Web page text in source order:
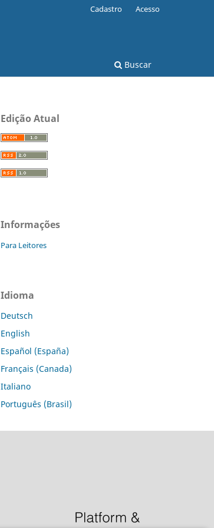
Buscar
Cadastro Acesso
Edição Atual
Informações
Para Leitores
Idioma
Deutsch
English
Español (España)
Français (Canada)
Italiano
Português (Brasil)